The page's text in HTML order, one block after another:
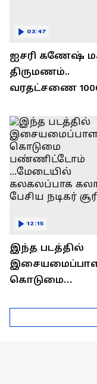
ஐசரி கணேஷ்
திருமணம்..
வரதட்சணை
ரொக்கம்
தெரியுமா?
03:47
இந்த படத்தில்
கொடுமை
...மேடையில்
கலகலப்பாக
12:15